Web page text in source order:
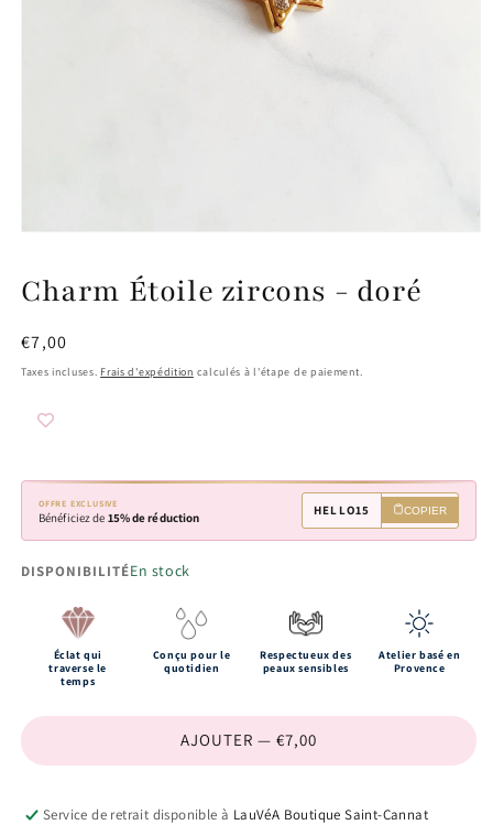
1
dans
fenêtre
modale
Charm Étoile zircons - doré
Prix
habituel
€7,00
Taxes incluses. Frais d'expédition calculés à l'étape de paiement.
OFFRE EXCLUSIVE
Bénéficiez de 15% de réduction HELLO15 COPIER
DISPONIBILITÉEn stock
Éclat qui
traverse le
temps
Conçu pour le
quotidien
Respectueux des
peaux sensibles
Atelier basé en
Provence
AJOUTER — €7,00
Service de retrait disponible à LauVéA Boutique Saint-Cannat